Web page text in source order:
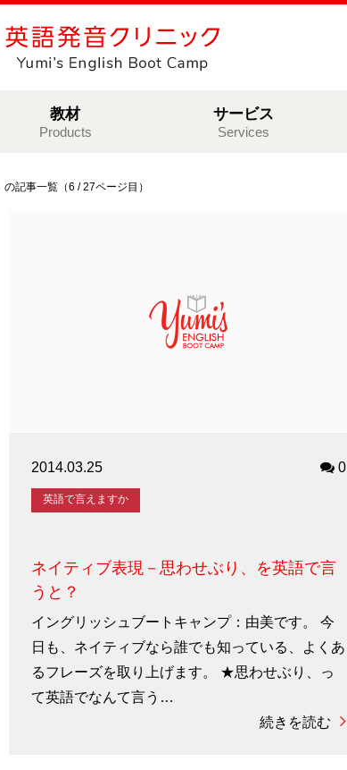
教材
Products
サービス
Services
の記事一覧（6 / 27ページ目）
2014.03.25 0
英語で言えますか
ネイティブ表現－思わせぶり、を英語で言
うと？
イングリッシュブートキャンプ：由美です。 今
日も、ネイティブなら誰でも知っている、よくあ
るフレーズを取り上げます。 ★思わせぶり、っ
て英語でなんて言う…
続きを読む